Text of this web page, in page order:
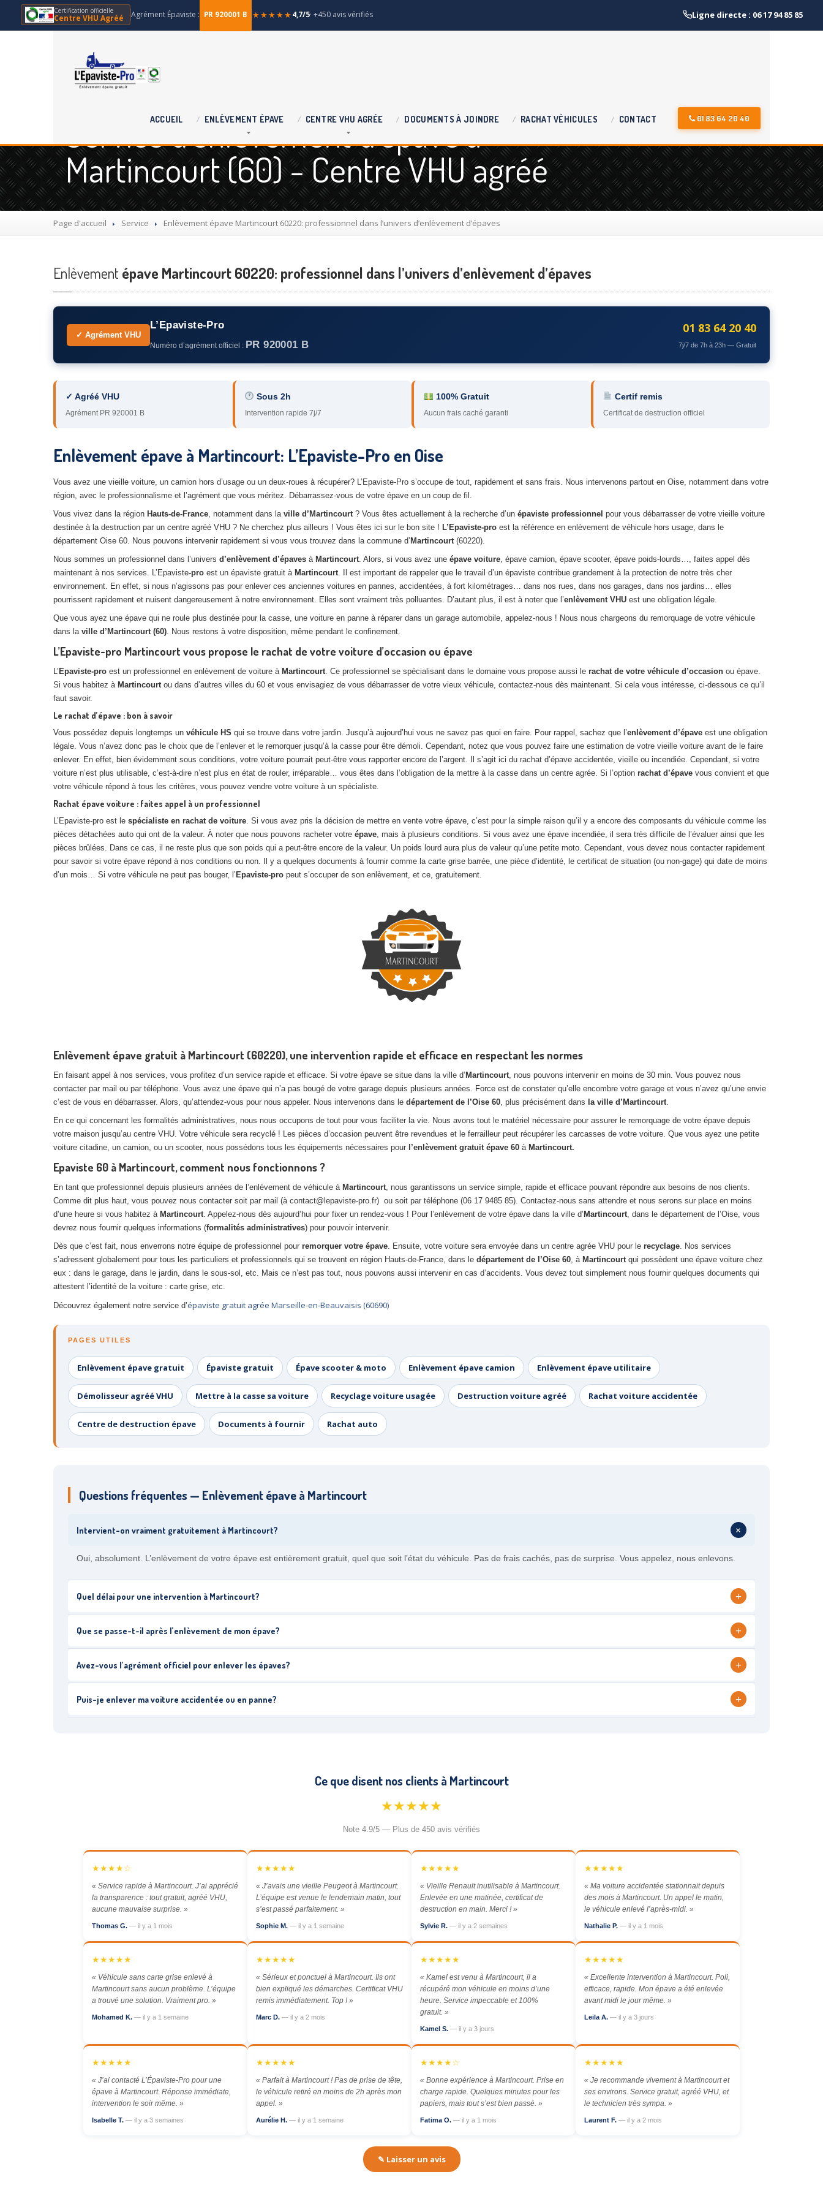
Certification officielle
Centre VHU Agréé Agrément Épaviste : PR 920001 B ★★★★★4,7/5· +450 avis vérifiés Ligne directe : 06 17 94 85 85
ACCUEIL ENLÈVEMENT ÉPAVE CENTRE VHU AGRÉE DOCUMENTS À JOINDRE RACHAT VÉHICULES CONTACT 01 83 64 20 40
Service d'enlèvement d'épave à
Martincourt (60) - Centre VHU agréé
Page d'accueil Service Enlèvement épave Martincourt 60220: professionnel dans l’univers d’enlèvement d’épaves
Enlèvement épave Martincourt 60220: professionnel dans l’univers d’enlèvement d’épaves
✓ Agrément VHU
L’Epaviste-Pro
Numéro d’agrément officiel : PR 920001 B
01 83 64 20 40
7j/7 de 7h à 23h — Gratuit
✓ Agréé VHU
Agrément PR 920001 B
Sous 2h
Intervention rapide 7j/7
100% Gratuit
Aucun frais caché garanti
Certif remis
Certificat de destruction officiel
Enlèvement épave à Martincourt: L’Epaviste-Pro en Oise
Vous avez une vieille voiture, un camion hors d’usage ou un deux-roues à récupérer? L’Epaviste-Pro s’occupe de tout, rapidement et sans frais. Nous intervenons partout en Oise, notamment dans votre
région, avec le professionnalisme et l’agrément que vous méritez. Débarrassez-vous de votre épave en un coup de fil.
Vous vivez dans la région Hauts-de-France, notamment dans la ville d’Martincourt? Vous êtes actuellement à la recherche d’un épaviste professionnel pour vous débarrasser de votre vieille voiture
destinée à la destruction par un centre agréé VHU ? Ne cherchez plus ailleurs ! Vous êtes ici sur le bon site ! L’Epaviste-pro est la référence en enlèvement de véhicule hors usage, dans le
département Oise 60. Nous pouvons intervenir rapidement si vous vous trouvez dans la commune d’ Martincourt(60220).
Nous sommes un professionnel dans l’univers d’enlèvement d’épaves à Martincourt. Alors, si vous avez une épave voiture, épave camion, épave scooter, épave poids-lourds…, faites appel dès
maintenant à nos services. L’Epaviste-pro est un épaviste gratuit à Martincourt. Il est important de rappeler que le travail d’un épaviste contribue grandement à la protection de notre très cher
environnement. En effet, si nous n’agissons pas pour enlever ces anciennes voitures en pannes, accidentées, à fort kilométrages… dans nos rues, dans nos garages, dans nos jardins… elles
pourrissent rapidement et nuisent dangereusement à notre environnement. Elles sont vraiment très polluantes. D’autant plus, il est à noter que l’enlèvement VHU est une obligation légale.
Que vous ayez une épave qui ne roule plus destinée pour la casse, une voiture en panne à réparer dans un garage automobile, appelez-nous ! Nous nous chargeons du remorquage de votre véhicule
dans la ville d’Martincourt (60). Nous restons à votre disposition, même pendant le confinement.
L’Epaviste-pro Martincourt vous propose le rachat de votre voiture d’occasion ou épave
L’ Epaviste-pro est un professionnel en enlèvement de voiture à Martincourt. Ce professionnel se spécialisant dans le domaine vous propose aussi le rachat de votre véhicule d’occasion ou épave.
Si vous habitez à Martincourtou dans d’autres villes du 60 et vous envisagiez de vous débarrasser de votre vieux véhicule, contactez-nous dès maintenant. Si cela vous intéresse, ci-dessous ce qu’il
faut savoir.
Le rachat d’épave : bon à savoir
Vous possédez depuis longtemps un véhicule HS qui se trouve dans votre jardin. Jusqu’à aujourd’hui vous ne savez pas quoi en faire. Pour rappel, sachez que l’enlèvement d’épave est une obligation
légale. Vous n’avez donc pas le choix que de l’enlever et le remorquer jusqu’à la casse pour être démoli. Cependant, notez que vous pouvez faire une estimation de votre vieille voiture avant de le faire
enlever. En effet, bien évidemment sous conditions, votre voiture pourrait peut-être vous rapporter encore de l’argent. Il s’agit ici du rachat d’épave accidentée, vieille ou incendiée. Cependant, si votre
voiture n’est plus utilisable, c’est-à-dire n’est plus en état de rouler, irréparable… vous êtes dans l’obligation de la mettre à la casse dans un centre agrée. Si l’option rachat d’épave vous convient et que
votre véhicule répond à tous les critères, vous pouvez vendre votre voiture à un spécialiste.
Rachat épave voiture : faites appel à un professionnel
L’Epaviste-pro est le spécialiste en rachat de voiture. Si vous avez pris la décision de mettre en vente votre épave, c’est pour la simple raison qu’il y a encore des composants du véhicule comme les
pièces détachées auto qui ont de la valeur. À noter que nous pouvons racheter votre épave, mais à plusieurs conditions. Si vous avez une épave incendiée, il sera très difficile de l’évaluer ainsi que les
pièces brûlées. Dans ce cas, il ne reste plus que son poids qui a peut-être encore de la valeur. Un poids lourd aura plus de valeur qu’une petite moto. Cependant, vous devez nous contacter rapidement
pour savoir si votre épave répond à nos conditions ou non. Il y a quelques documents à fournir comme la carte grise barrée, une pièce d’identité, le certificat de situation (ou non-gage) qui date de moins
d’un mois… Si votre véhicule ne peut pas bouger, l’ Epaviste-pro peut s’occuper de son enlèvement, et ce, gratuitement.
Enlèvement épave gratuit à Martincourt (60220), une intervention rapide et efficace en respectant les normes
En faisant appel à nos services, vous profitez d’un service rapide et efficace. Si votre épave se situe dans la ville d’ Martincourt, nous pouvons intervenir en moins de 30 min. Vous pouvez nous
contacter par mail ou par téléphone. Vous avez une épave qui n’a pas bougé de votre garage depuis plusieurs années. Force est de constater qu’elle encombre votre garage et vous n’avez qu’une envie
c’est de vous en débarrasser. Alors, qu’attendez-vous pour nous appeler. Nous intervenons dans le département de l’Oise 60, plus précisément dans la ville d’Martincourt.
En ce qui concernant les formalités administratives, nous nous occupons de tout pour vous faciliter la vie. Nous avons tout le matériel nécessaire pour assurer le remorquage de votre épave depuis
votre maison jusqu’au centre VHU. Votre véhicule sera recyclé ! Les pièces d’occasion peuvent être revendues et le ferrailleur peut récupérer les carcasses de votre voiture. Que vous ayez une petite
voiture citadine, un camion, ou un scooter, nous possédons tous les équipements nécessaires pour l’enlèvement gratuit épave 60 à Martincourt.
Epaviste 60 à Martincourt, comment nous fonctionnons ?
En tant que professionnel depuis plusieurs années de l’enlèvement de véhicule à Martincourt, nous garantissons un service simple, rapide et efficace pouvant répondre aux besoins de nos clients.
Comme dit plus haut, vous pouvez nous contacter soit par mail (à contact@lepaviste-pro.fr) ou soit par téléphone (06 17 9485 85). Contactez-nous sans attendre et nous serons sur place en moins
d’une heure si vous habitez à Martincourt. Appelez-nous dès aujourd’hui pour fixer un rendez-vous ! Pour l’enlèvement de votre épave dans la ville d’ Martincourt, dans le département de l’Oise, vous
devrez nous fournir quelques informations (formalités administratives) pour pouvoir intervenir.
Dès que c’est fait, nous enverrons notre équipe de professionnel pour remorquer votre épave. Ensuite, votre voiture sera envoyée dans un centre agrée VHU pour le recyclage. Nos services
s’adressent globalement pour tous les particuliers et professionnels qui se trouvent en région Hauts-de-France, dans le département de l’Oise 60, à Martincourtqui possèdent une épave voiture chez
eux : dans le garage, dans le jardin, dans le sous-sol, etc. Mais ce n’est pas tout, nous pouvons aussi intervenir en cas d’accidents. Vous devez tout simplement nous fournir quelques documents qui
attestent l’identité de la voiture : carte grise, etc.
Découvrez également notre service d’épaviste gratuit agrée Marseille-en-Beauvaisis (60690)
PAGES UTILES
Enlèvement épave gratuit Épaviste gratuit Épave scooter & moto Enlèvement épave camion Enlèvement épave utilitaire
Démolisseur agréé VHU Mettre à la casse sa voiture Recyclage voiture usagée Destruction voiture agréé Rachat voiture accidentée
Centre de destruction épave Documents à fournir Rachat auto
Questions fréquentes — Enlèvement épave à Martincourt
Intervient-on vraiment gratuitement à Martincourt? +
Oui, absolument. L’enlèvement de votre épave est entièrement gratuit, quel que soit l’état du véhicule. Pas de frais cachés, pas de surprise. Vous appelez, nous enlevons.
Quel délai pour une intervention à Martincourt? +
Que se passe-t-il après l’enlèvement de mon épave? +
Avez-vous l’agrément officiel pour enlever les épaves? +
Puis-je enlever ma voiture accidentée ou en panne? +
Ce que disent nos clients à Martincourt
★★★★★
Note 4.9/5 — Plus de 450 avis vérifiés
★★★★☆
« Service rapide à Martincourt. J’ai apprécié
la transparence : tout gratuit, agréé VHU,
aucune mauvaise surprise. »
Thomas G. — il y a 1 mois
★★★★★
« J’avais une vieille Peugeot à Martincourt.
L’équipe est venue le lendemain matin, tout
s’est passé parfaitement. »
Sophie M. — il y a 1 semaine
★★★★★
« Vieille Renault inutilisable à Martincourt.
Enlevée en une matinée, certificat de
destruction en main. Merci ! »
Sylvie R. — il y a 2 semaines
★★★★★
« Ma voiture accidentée stationnait depuis
des mois à Martincourt. Un appel le matin,
le véhicule enlevé l’après-midi. »
Nathalie P. — il y a 1 mois
★★★★★
« Véhicule sans carte grise enlevé à
Martincourt sans aucun problème. L’équipe
a trouvé une solution. Vraiment pro. »
Mohamed K. — il y a 1 semaine
★★★★★
« Sérieux et ponctuel à Martincourt. Ils ont
bien expliqué les démarches. Certificat VHU
remis immédiatement. Top ! »
Marc D. — il y a 2 mois
★★★★★
« Kamel est venu à Martincourt, il a
récupéré mon véhicule en moins d’une
heure. Service impeccable et 100%
gratuit. »
Kamel S. — il y a 3 jours
★★★★★
« Excellente intervention à Martincourt. Poli,
efficace, rapide. Mon épave a été enlevée
avant midi le jour même. »
Leila A. — il y a 3 jours
★★★★★
« J’ai contacté L’Épaviste-Pro pour une
épave à Martincourt. Réponse immédiate,
intervention le soir même. »
Isabelle T. — il y a 3 semaines
★★★★★
« Parfait à Martincourt ! Pas de prise de tête,
le véhicule retiré en moins de 2h après mon
appel. »
Aurélie H. — il y a 1 semaine
★★★★☆
« Bonne expérience à Martincourt. Prise en
charge rapide. Quelques minutes pour les
papiers, mais tout s’est bien passé. »
Fatima O. — il y a 1 mois
★★★★★
« Je recommande vivement à Martincourt et
ses environs. Service gratuit, agréé VHU, et
le technicien très sympa. »
Laurent F. — il y a 2 mois
✎ Laisser un avis